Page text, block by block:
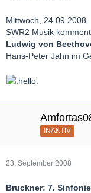
Mittwoch, 24.09.2008
SWR2 Musik
Ludwig von
Hans-Peter Jahn im
INAKTIV
23. September 2008
Bruckner: 7.